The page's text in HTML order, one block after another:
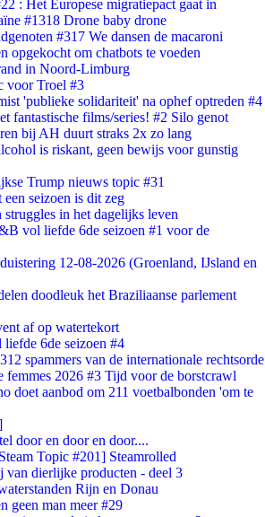
: Het Europese migratiepact gaat in
#1318 Drone baby drone
#317 We dansen de macaroni
opgekocht om chatbots te voeden
in Noord-Limburg
voor Troel #3
'publieke solidariteit' na ophef optreden #4
fantastische films/series! #2 Silo genot
bij AH duurt straks 2x zo lang
is riskant, geen bewijs voor gunstig
Trump nieuws topic #31
seizoen is dit zeg
in het dagelijks leven
vol liefde 6de seizoen #1 voor de
12-08-2026 (Groenland, IJsland en
doodleuk het Braziliaanse parlement
af op watertekort
6de seizoen #4
spammers van de internationale rechtsorde
femmes 2026 #3 Tijd voor de borstcrawl
doet aanbod om 211 voetbalbonden 'om te
door en door en door....
Topic #201] Steamrolled
dierlijke producten - deel 3
Rijn en Donau
geen man meer #29